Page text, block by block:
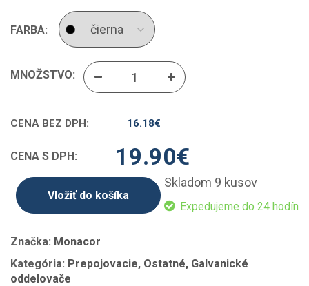
FARBA:
MNOŽSTVO:
CENA BEZ DPH: 16.18€
CENA S DPH: 19.90€
Skladom 9 kusov
Expedujeme do 24 hodín
Vložiť do košíka
Značka: Monacor
Kategória: Prepojovacie, Ostatné, Galvanické
oddelovače